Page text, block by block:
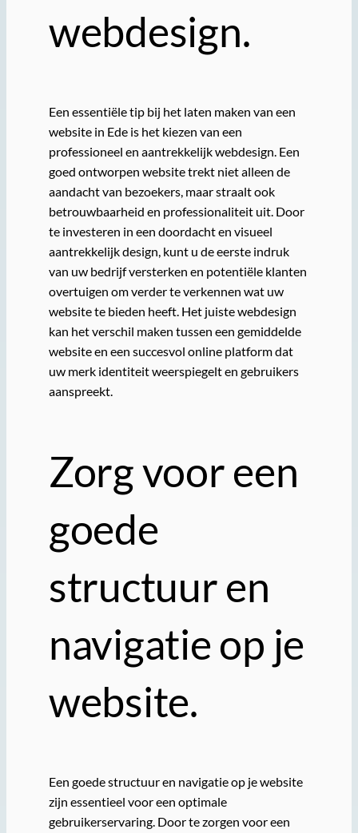
webdesign.
Een essentiële tip bij het laten maken van een
website in Ede is het kiezen van een
professioneel en aantrekkelijk webdesign. Een
goed ontworpen website trekt niet alleen de
aandacht van bezoekers, maar straalt ook
betrouwbaarheid en professionaliteit uit. Door
te investeren in een doordacht en visueel
aantrekkelijk design, kunt u de eerste indruk
van uw bedrijf versterken en potentiële klanten
overtuigen om verder te verkennen wat uw
website te bieden heeft. Het juiste webdesign
kan het verschil maken tussen een gemiddelde
website en een succesvol online platform dat
uw merk identiteit weerspiegelt en gebruikers
aanspreekt.
Zorg voor een
goede
structuur en
navigatie op je
website.
Een goede structuur en navigatie op je website
zijn essentieel voor een optimale
gebruikerservaring. Door te zorgen voor een